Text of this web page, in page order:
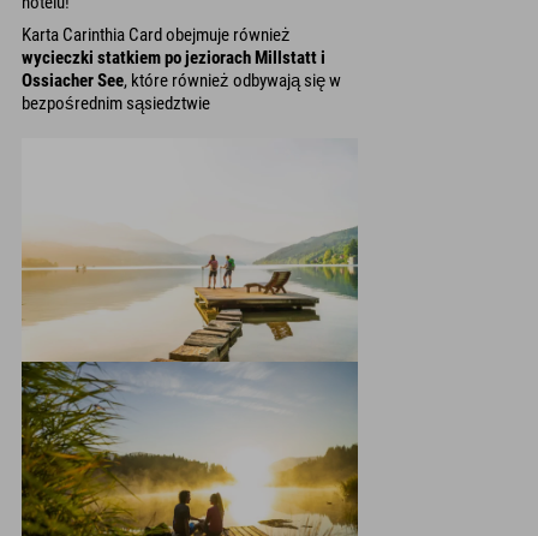
Karta Carinthia Card obejmuje również
wycieczki statkiem po jeziorach Millstatt i
Ossiacher See, które również odbywają się w
bezpośrednim sąsiedztwie